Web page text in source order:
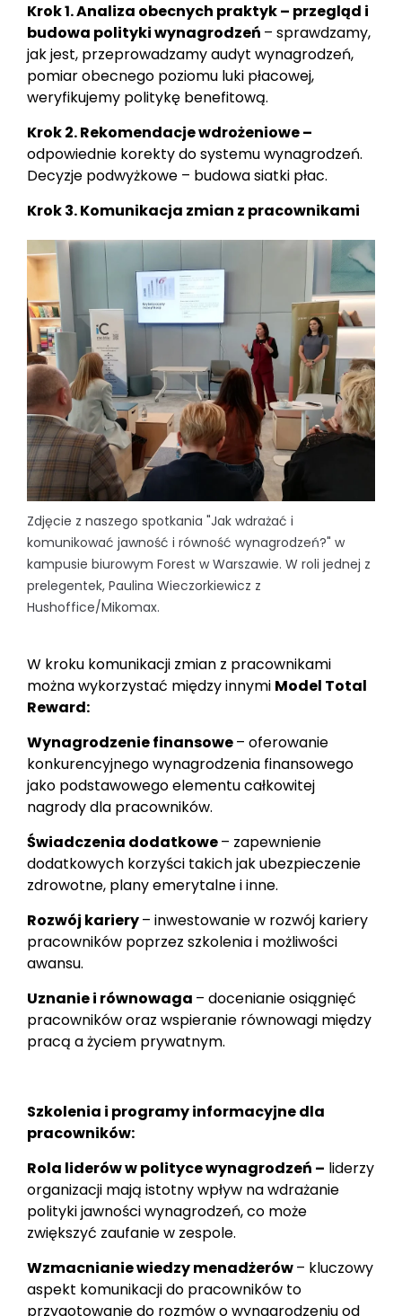
Krok 1.Analiza obecnych praktyk – przegląd i
budowa polityki wynagrodzeń – sprawdzamy,
jak jest, przeprowadzamy audyt wynagrodzeń,
pomiar obecnego poziomu luki płacowej,
weryfikujemy politykę benefitową.
Krok 2.Rekomendacje wdrożeniowe –
odpowiednie korekty do systemu wynagrodzeń.
Decyzje podwyżkowe – budowa siatki płac.
Krok 3.Komunikacja zmian z pracownikami
Zdjęcie z naszego spotkania "Jak wdrażać i
komunikować jawność i równość wynagrodzeń?" w
kampusie biurowym Forest w Warszawie. W roli jednej z
prelegentek, Paulina Wieczorkiewicz z
Hushoffice/Mikomax.
W kroku komunikacji zmian z pracownikami
można wykorzystać między innymi Model Total
Reward:
Wynagrodzenie finansowe– oferowanie
konkurencyjnego wynagrodzenia finansowego
jako podstawowego elementu całkowitej
nagrody dla pracowników.
Świadczenia dodatkowe– zapewnienie
dodatkowych korzyści takich jak ubezpieczenie
zdrowotne, plany emerytalne i inne.
Rozwój kariery– inwestowanie w rozwój kariery
pracowników poprzez szkolenia i możliwości
awansu.
Uznanie i równowaga – docenianie osiągnięć
pracowników oraz wspieranie równowagi między
pracą a życiem prywatnym.
Szkolenia i programy informacyjne dla
pracowników:
Rola liderów w polityce wynagrodzeń – liderzy
organizacji mają istotny wpływ na wdrażanie
polityki jawności wynagrodzeń, co może
zwiększyć zaufanie w zespole.
Wzmacnianie wiedzy menadżerów– kluczowy
aspekt komunikacji do pracowników to
przygotowanie do rozmów o wynagrodzeniu od